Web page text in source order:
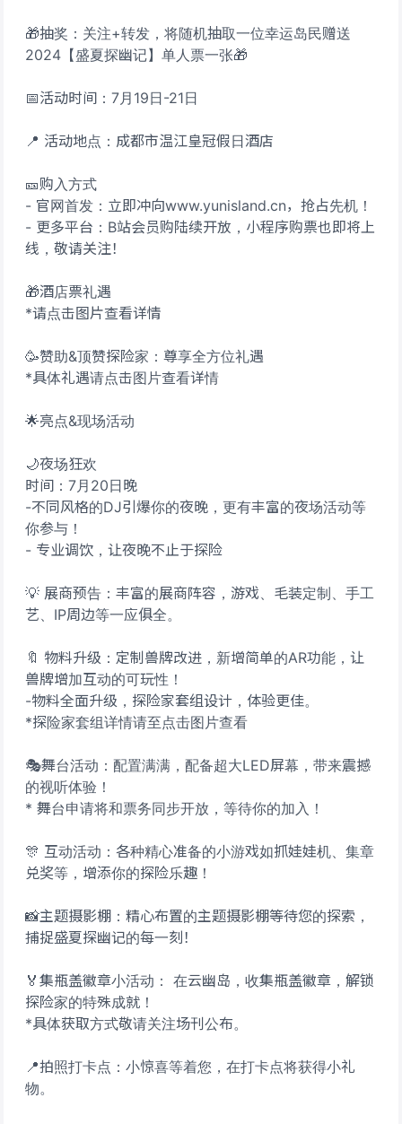
🎁抽奖：关注+转发，将随机抽取一位幸运岛民赠送
2024【盛夏探幽记】单人票一张🎁
📅活动时间：7月19日-21日
📍 活动地点：成都市温江皇冠假日酒店
🎫购入方式
- 官网首发：立即冲向www.yunisland.cn，抢占先机！
- 更多平台：B站会员购陆续开放，小程序购票也即将上
线，敬请关注！
🎁酒店票礼遇
*请点击图片查看详情
🥳赞助&顶赞探险家：尊享全方位礼遇
*具体礼遇请点击图片查看详情
🌟亮点&现场活动
🌙夜场狂欢
时间：7月20日晚
-不同风格的DJ引爆你的夜晚，更有丰富的夜场活动等
你参与！
- 专业调饮，让夜晚不止于探险
💡 展商预告：丰富的展商阵容，游戏、毛装定制、手工
艺、IP周边等一应俱全。
🔖 物料升级：定制兽牌改进，新增简单的AR功能，让
兽牌增加互动的可玩性！
-物料全面升级，探险家套组设计，体验更佳。
*探险家套组详情请至点击图片查看
🎭舞台活动：配置满满，配备超大LED屏幕，带来震撼
的视听体验！
* 舞台申请将和票务同步开放，等待你的加入！
🎊 互动活动：各种精心准备的小游戏如抓娃娃机、集章
兑奖等，增添你的探险乐趣！
📸主题摄影棚：精心布置的主题摄影棚等待您的探索，
捕捉盛夏探幽记的每一刻！
🏅集瓶盖徽章小活动： 在云幽岛，收集瓶盖徽章，解锁
探险家的特殊成就！
*具体获取方式敬请关注场刊公布。
📍拍照打卡点：小惊喜等着您，在打卡点将获得小礼
物。